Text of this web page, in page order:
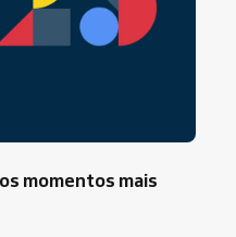
momentos mais